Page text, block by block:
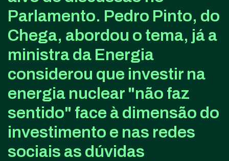
Parlamento. Pedro Pinto, do
Chega, abordou o tema, já a
ministra da Energia
considerou que investir na
energia nuclear "não faz
sentido" face à dimensão do
investimento e nas redes
sociais as dúvidas